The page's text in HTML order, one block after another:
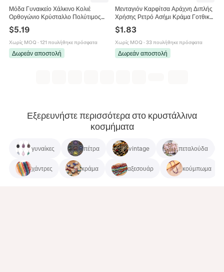
Μόδα Γυναικείο Χάλκινο Κολιέ
Ορθογώνιο Κρύσταλλο Πολύτιμος
Λίθος Statement Πολύχρωμο
Γεωμετρικό Choker Ρυθμιζόμενη
Αλυσίδα Κοσμήματα
$5.19
Χωρίς MOQ · 121 πουλήθηκε πρόσφατα
Δωρεάν αποστολή
Μενταγιόν Καρφίτσα Αράχνη Διπλής
Χρήσης Ρετρό Ασήμι Κράμα Γοτθικό
Ζώο Πολύτιμος Λίθος Αμέθυστος
Κρύσταλλο Κοσμήματα
$1.83
Χωρίς MOQ · 33 πουλήθηκε πρόσφατα
Δωρεάν αποστολή
Εξερευνήστε περισσότερα στο κρυστάλλινα
κοσμήματα
γυναίκες πέτρα vintage πεταλούδα
χάντρες κράμα αξεσουάρ κούμπωμα